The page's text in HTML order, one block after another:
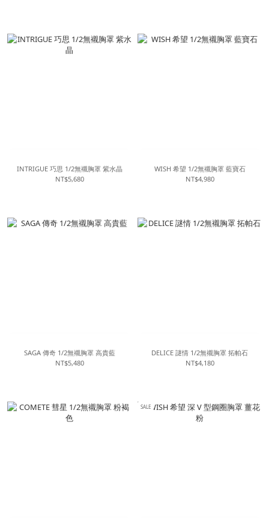
INTRIGUE 巧思 1/2無襯胸罩 紫水晶
NT$5,680
WISH 希望 1/2無襯胸罩 藍寶石
NT$4,980
SAGA 傳奇 1/2無襯胸罩 高貴藍
NT$5,480
DELICE 謎情 1/2無襯胸罩 拓帕石
NT$4,180
SALE